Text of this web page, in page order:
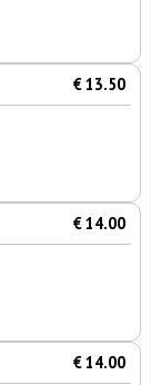
€ 13.50
€ 14.00
€ 14.00